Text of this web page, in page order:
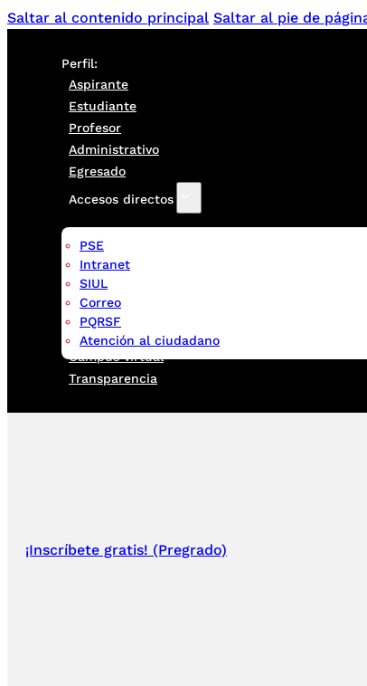
Saltar al contenido principal Saltar al pie de
Perfil:
Aspirante
Estudiante
Profesor
Administrativo
Egresado
Accesos directos
PSE
Intranet
SIUL
Correo
PQRSF
Atención al ciudadano
Campus virtual
Transparencia
¡Inscríbete gratis! (Pregrado)